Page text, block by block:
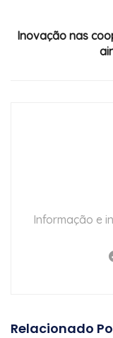
Inovação nas
Informação e
Relacionado